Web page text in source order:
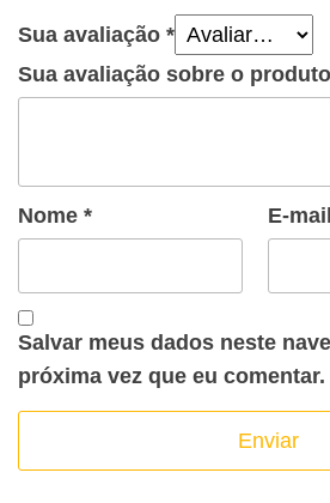
Sua avaliação *
Sua avaliação sobre o produto
Nome * E-mail
Salvar meus dados neste
próxima vez que eu comentar.